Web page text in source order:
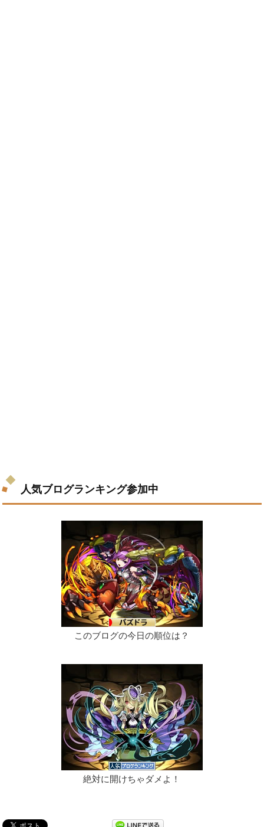
人気ブログランキング参加中
このブログの今日の順位は？
絶対に開けちゃダメよ！